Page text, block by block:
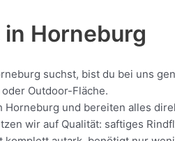
Horneburg
suchst, bist du bei uns
Outdoor-Fläche.
und bereiten alles
wir auf Qualität: saftiges